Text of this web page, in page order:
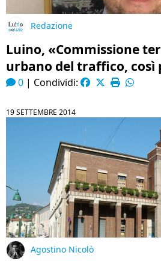
Redazione
Luino, «Commissione
urbano del traffico, così
0 | Condividi:
19 SETTEMBRE 2014
Agostino Nicolò